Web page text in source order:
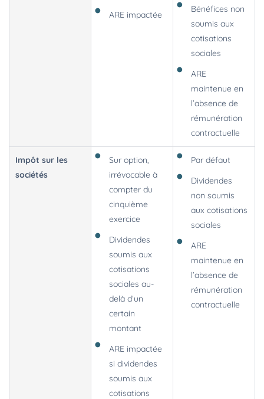
ARE impactée
Bénéfices non
soumis aux
cotisations
sociales
ARE
maintenue en
l’absence de
rémunération
contractuelle
Impôt sur les
sociétés
Sur option,
irrévocable à
compter du
cinquième
exercice
Dividendes
soumis aux
cotisations
sociales au-
delà d’un
certain
montant
ARE impactée
si dividendes
soumis aux
cotisations
Par défaut
Dividendes
non soumis
aux cotisations
sociales
ARE
maintenue en
l’absence de
rémunération
contractuelle